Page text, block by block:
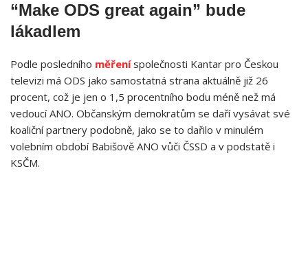
“Make ODS great again” bude
lákadlem
Podle posledního měřeníspolečnosti Kantar pro Českou
televizi má ODS jako samostatná strana aktuálně již 26
procent, což je jen o 1,5 procentního bodu méně než má
vedoucí ANO. Občanským demokratům se daří vysávat své
koaliční partnery podobně, jako se to dařilo v minulém
volebním období Babišově ANO vůči ČSSD a v podstatě i
KSČM.